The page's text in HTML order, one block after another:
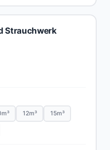
Strauchwerk
12m³ 15m³